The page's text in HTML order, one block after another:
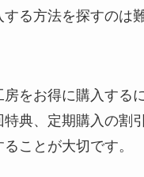
る方法を探すのは
房をお得に購入する
特典、定期購入の割
ことが大切です。